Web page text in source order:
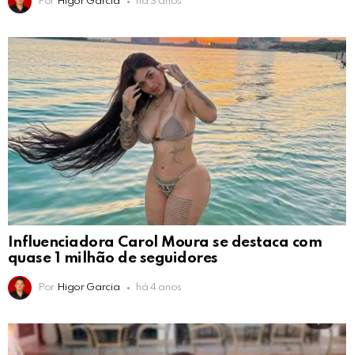
Influenciadora Carol Moura se destaca com
quase 1 milhão de seguidores
Por Higor Garcia há 4 anos